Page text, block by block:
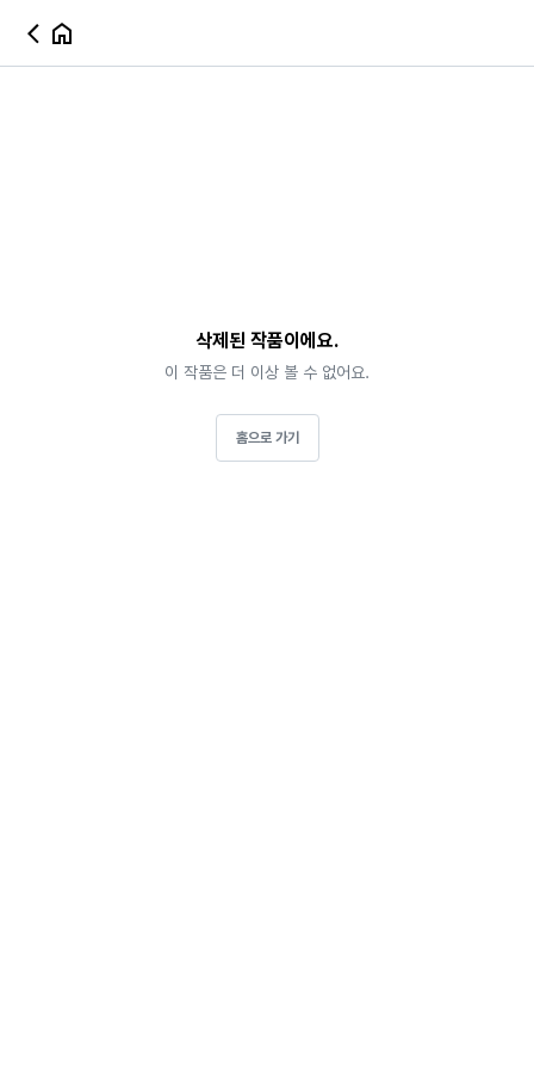
삭제된 작품이에요.
이 작품은 더 이상 볼 수 없어요.
홈으로 가기